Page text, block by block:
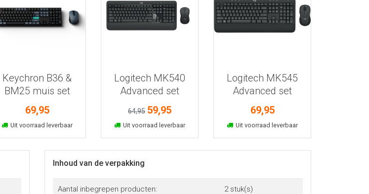
Bekijk meer informatie
Keychron B36 &
BM25 muis set
69,95
Uit voorraad leverbaar
In winkelmand
Bekijk meer informatie
Logitech MK540
Advanced set
64,95 59,95
Uit voorraad leverbaar
In winkelmand
Bekijk meer informatie
Logitech MK545
Advanced set
69,95
Uit voorraad leverbaar
In winkelmand
Inhoud van de verpakking
Aantal inbegrepen producten: 2 stuk(s)